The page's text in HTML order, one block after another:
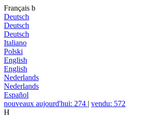
Français b
Deutsch
Deutsch
Deutsch
Italiano
Polski
English
English
Nederlands
Nederlands
Español
nouveaux aujourd'hui: 274 | vendu: 572
H